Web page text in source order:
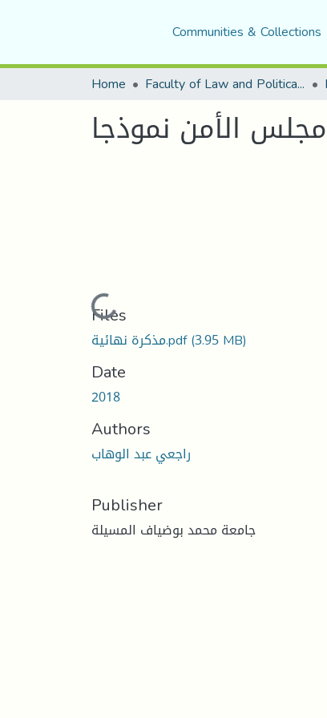
Communities & Collections
Home Faculty of Law and Political Science
Loading...
Files
مذكرة نهائية.pdf(3.95 MB)
Date
2018
Authors
راجعي عبد الوهاب
Publisher
جامعة محمد بوضياف المسيلة